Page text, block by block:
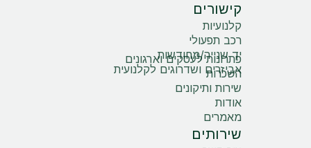
קישורים
קלנועיות
רכב תפעולי
יד שנייה/מחודשות
אביזרים ושדרוגים לקלנועית
פתרונות לעסקים וארגונים
השכרות
שירות ותיקונים
אודות
מאמרים
שירותים